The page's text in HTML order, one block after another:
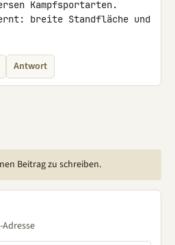
Kampfsportarten.
breite Standfläche und
Antwort
Beitrag zu schreiben.